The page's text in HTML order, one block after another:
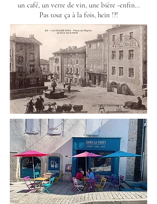
un café, un verre de vin, une bière -enfin…
Pas tout ça à la fois, hein !?!